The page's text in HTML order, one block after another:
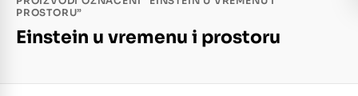
PROSTORU”
Einstein u vremenu i prostoru